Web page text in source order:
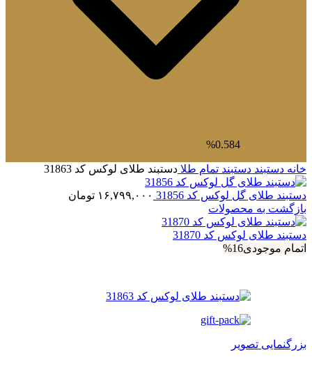
0.584%
خانه دستبند دستبند تمام طلا دستبند طلای لوکس کد 31863
دستبند طلای گل لوکس کد 31856 ۱۶,۷۹۹,۰۰۰ تومان
بازگشت به محصولات
دستبند طلای لوکس کد 31870
اتمام موجودی16%
بزرگنمایی تصویر